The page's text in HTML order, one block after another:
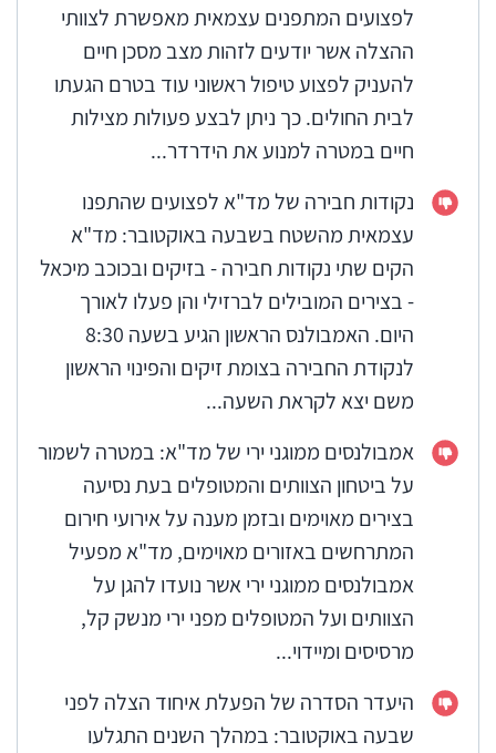
לפצועים המתפנים עצמאית מאפשרת לצוותי
ההצלה אשר יודעים לזהות מצב מסכן חיים
להעניק לפצוע טיפול ראשוני עוד בטרם הגעתו
לבית החולים. כך ניתן לבצע פעולות מצילות
חיים במטרה למנוע את הידרדר...
נקודות חבירה של מד"א לפצועים שהתפנו
עצמאית מהשטח בשבעה באוקטובר: מד"א
הקים שתי נקודות חבירה - בזיקים ובכוכב מיכאל
- בצירים המובילים לברזילי והן פעלו לאורך
היום. האמבולנס הראשון הגיע בשעה 8:30
לנקודת החבירה בצומת זיקים והפינוי הראשון
משם יצא לקראת השעה...
אמבולנסים ממוגני ירי של מד"א: במטרה לשמור
על ביטחון הצוותים והמטופלים בעת נסיעה
בצירים מאוימים ובזמן מענה על אירועי חירום
המתרחשים באזורים מאוימים, מד"א מפעיל
אמבולנסים ממוגני ירי אשר נועדו להגן על
הצוותים ועל המטופלים מפני ירי מנשק קל,
מרסיסים ומיידוי...
היעדר הסדרה של הפעלת איחוד הצלה לפני
שבעה באוקטובר: במהלך השנים התגלעו